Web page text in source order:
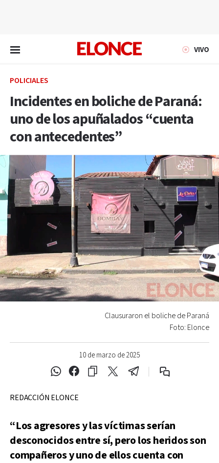
VIVO
POLICIALES
Incidentes en boliche de Paraná:
uno de los apuñalados “cuenta
con antecedentes”
10 de marzo de 2025
Clausuraron el boliche de Paraná
Foto: Elonce
REDACCIÓN ELONCE
“Los agresores y las víctimas serían
desconocidos entre sí, pero los heridos son
compañeros y uno de ellos cuenta con